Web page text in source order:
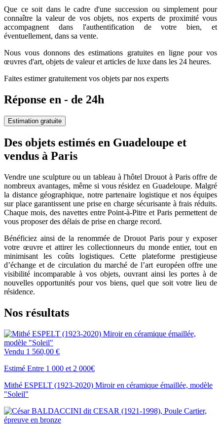
Que ce soit dans le cadre d'une succession ou simplement pour
connaître la valeur de vos objets, nos experts de proximité vous
accompagnent dans l'authentification de votre bien, et
éventuellement, dans sa vente.
Nous vous donnons des estimations gratuites en ligne pour vos
œuvres d'art, objets de valeur et articles de luxe dans les 24 heures.
Faites estimer gratuitement vos objets par nos experts
Réponse en - de 24h
Estimation gratuite
Des objets estimés en Guadeloupe et
vendus à Paris
Vendre une sculpture ou un tableau à l'hôtel Drouot à Paris offre de
nombreux avantages, même si vous résidez en Guadeloupe. Malgré
la distance géographique, notre partenaire logistique et nos équipes
sur place garantissent une prise en charge sécurisante à frais réduits.
Chaque mois, des navettes entre Point-à-Pitre et Paris permettent de
vous proposer des délais de prise en charge record.
Bénéficiez ainsi de la renommée de Drouot Paris pour y exposer
votre œuvre et attirer les collectionneurs du monde entier, tout en
minimisant les coûts logistiques. Cette plateforme prestigieuse
d’échange et de circulation du marché de l’art européen offre une
visibilité incomparable à vos objets, ouvrant ainsi les portes à de
nouvelles opportunités pour vos biens, quel que soit votre lieu de
résidence.
Nos résultats
Vendu 1 560,00 €
Estimé Entre 1 000 et 2 000€
Mithé ESPELT (1923-2020) Miroir en céramique émaillée, modèle
"Soleil"